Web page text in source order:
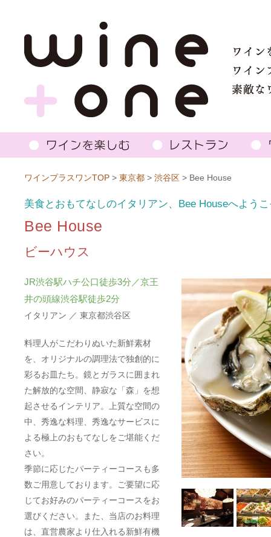
ワインプラスワンTOP > 東京都 > 渋谷区 > Bee House
美食とおもてなしのイタリアン、Bee Houseへよう
Bee House
ビーハウス
JR渋谷駅ハチ公口徒歩3分／京王
井の頭線渋谷駅徒歩2分
イタリアン ／ 東京都渋谷区
料理人がこだわりぬいた新鮮素材
を、オリジナルの調理法で独創的に
彩るお皿たち。鏡とガラスに囲まれ
た解放的な空間、静寂な「森」を想
起させるインテリア。上質な空間の
中、秀逸な料理、秀逸なサービスに
よる極上のおもてなしをご堪能くだ
さい。
季節に応じたパーティーコースも多
数ご用意しております。ご要望に応
じてお好みのパーティーコースをお
選びください。また、当店のお料理
は、直営農家より仕入れる新鮮有機